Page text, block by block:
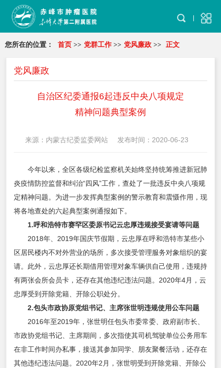
您所在的位置： 首页 >> 党群工作 >> 党风廉政 >> 正文
党风廉政
自治区纪委通报6起违反中央八项规定
精神问题典型案例
来源：内蒙古纪委监委网站 发布时间：2020-06-23
今年以来，全区各级纪检监察机关始终坚持统筹推进新冠肺
炎疫情防控监督和纠治“四风”工作，查处了一批违反中央八项规
定精神问题。为进一步发挥典型案例的警示教育和震慑作用，现
将各地查处的六起典型案例通报如下。
1.呼和浩特市赛罕区委原书记云忠厚违规接受宴请等问题
2018年、2019年国庆节假期，云忠厚在呼和浩特市某些小
区居民楼内不对外营业的场所，多次接受管理服务对象组织的宴
请。此外，云忠厚还长期借用管理对象车辆供自己使用，违规持
有两张会所会员卡，还存在其他违纪违法问题。2020年4月，云
忠厚受到开除党籍、开除公职处分。
2.包头市政协原党组书记、主席张世明违规使用公车问题
2016年至2019年，张世明任包头市委常委、政府副市长、
市政协党组书记、主席期间，多次指使其司机驾驶单位公务用车
在非工作时间办私事，接送其参加同学、朋友聚餐活动，还存在
其他违纪违法问题。2020年2月，张世明受到开除党籍、开除公